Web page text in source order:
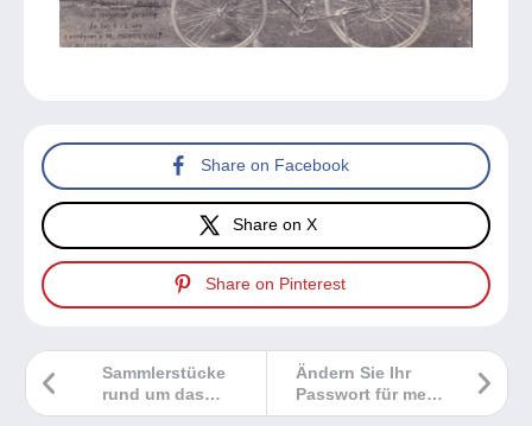
Share on Facebook
Share on X
Share on Pinterest
Ändern Sie Ihr
Passwort für mehr
Sicherheit!
Sammlerstücke
rund um das
Thema „Zähne“